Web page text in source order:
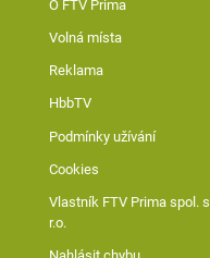
O FTV Prima
Volná místa
Reklama
HbbTV
Podmínky užívání
Cookies
Vlastník FTV Prima spol. s
r.o.